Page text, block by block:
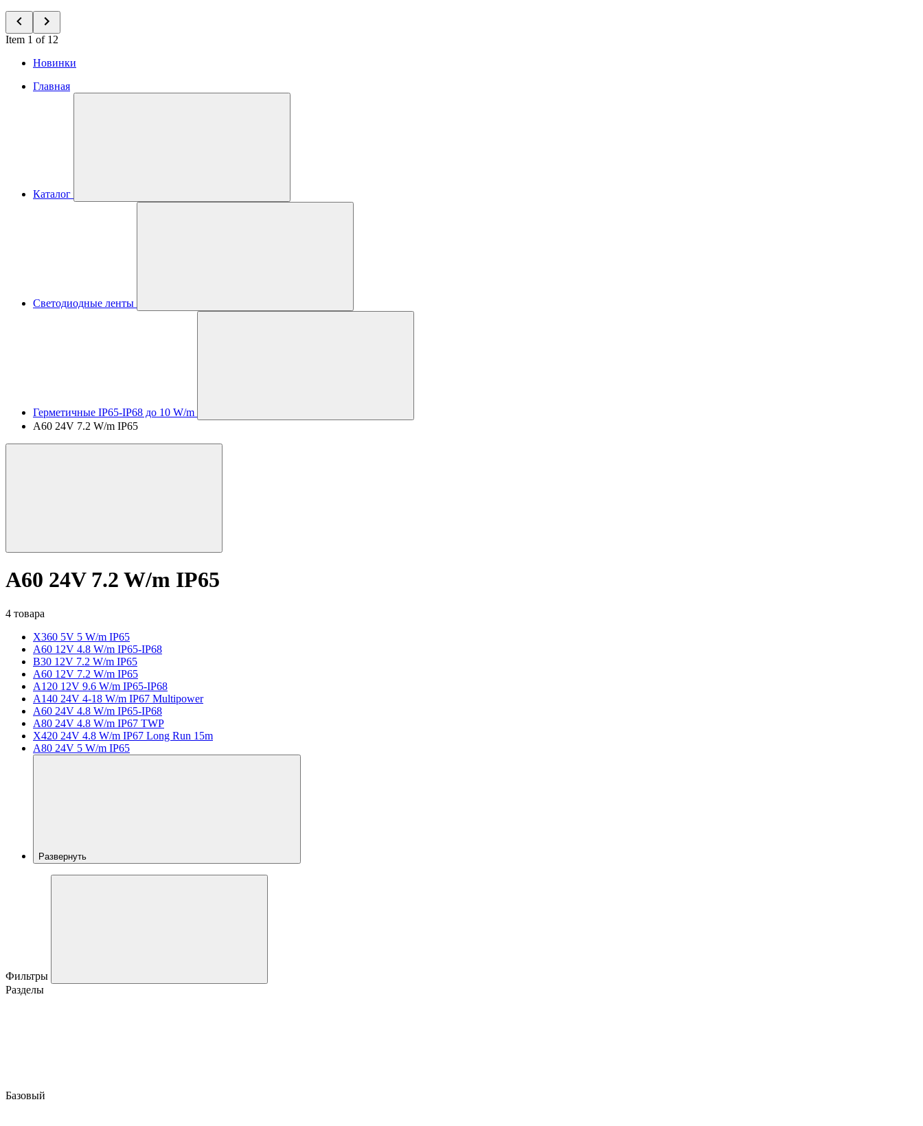
Item 1 of 12
Новинки
Главная
Каталог
Светодиодные ленты
Герметичные IP65-IP68 до 10 W/m
A60 24V 7.2 W/m IP65
A60 24V 7.2 W/m IP65
4 товара
X360 5V 5 W/m IP65
A60 12V 4.8 W/m IP65-IP68
B30 12V 7.2 W/m IP65
A60 12V 7.2 W/m IP65
A120 12V 9.6 W/m IP65-IP68
A140 24V 4-18 W/m IP67 Multipower
A60 24V 4.8 W/m IP65-IP68
A80 24V 4.8 W/m IP67 TWP
X420 24V 4.8 W/m IP67 Long Run 15m
A80 24V 5 W/m IP65
Развернуть
Фильтры
Разделы
Базовый